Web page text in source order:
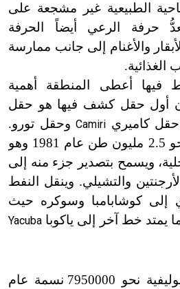
الطبيعية غير مشجعة على
حرفة الرعي أيضاً الحرفة
والأغنام إلى جانب ممارسة
الغذائية.
فيها أعطى المنطقة أهمية
أول حقل كشف فيها هو حقل
حقل كاميري Camiriوحقل تورو.
وقد بلغ الإنتاج الكلي نحو 2.5 مليون طن عام 1981 وهو
ويسمح بتصدير جزء منه إلى
والتشيلي. وينقل النفط
إلى كوشابامبا وسوكره حيث
يمتد خط آخر إلى ياكوبا Yacuba
بلغ عدد سكان بوليفية نحو 7950000 نسمة عام